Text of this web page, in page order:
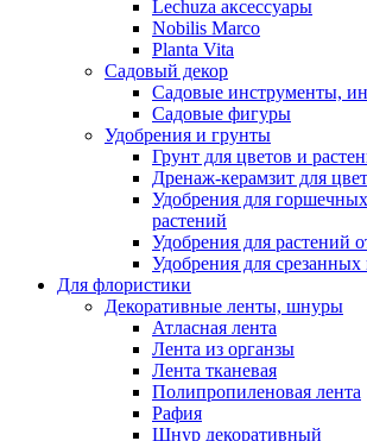
Lechuza аксессуары
Nobilis Marco
Planta Vita
Садовый декор
Садовые инструменты,
Садовые фигуры
Удобрения и грунты
Грунт для цветов и
Дренаж-керамзит для
Удобрения для
растений
Удобрения для растений
Удобрения для срезанных
Для флористики
Декоративные ленты, шнуры
Атласная лента
Лента из органзы
Лента тканевая
Полипропиленовая лента
Рафия
Шнур декоративный